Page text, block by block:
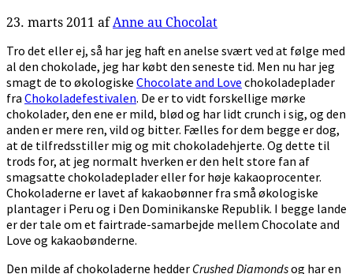
23. marts 2011 afAnne au Chocolat
Tro det eller ej, så har jeg haft en anelse svært ved at følge med
al den chokolade, jeg har købt den seneste tid. Men nu har jeg
smagt de to økologiske Chocolate and Love chokoladeplader
fra Chokoladefestivalen. De er to vidt forskellige mørke
chokolader, den ene er mild, blød og har lidt crunch i sig, og den
anden er mere ren, vild og bitter. Fælles for dem begge er dog,
at de tilfredsstiller mig og mit chokoladehjerte. Og dette til
trods for, at jeg normalt hverken er den helt store fan af
smagsatte chokoladeplader eller for høje kakaoprocenter.
Chokoladerne er lavet af kakaobønner fra små økologiske
plantager i Peru og i Den Dominikanske Republik. I begge lande
er der tale om et fairtrade-samarbejde mellem Chocolate and
Love og kakaobønderne.
Den milde af chokoladerne hedder Crushed Diamondsog har en